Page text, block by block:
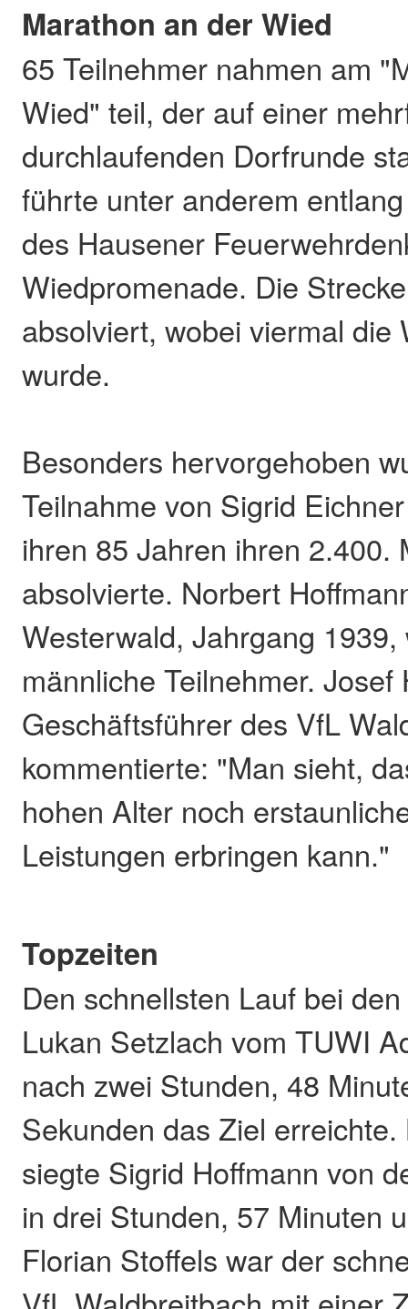
Marathon an der Wied
65 Teilnehmer nahmen am
Wied" teil, der auf einer
durchlaufenden Dorfrunde
führte unter anderem
des Hausener
Wiedpromenade. Die
absolviert, wobei viermal die
wurde.
Besonders hervorgehoben
Teilnahme von Sigrid
ihren 85 Jahren ihren 2.400.
absolvierte. Norbert
Westerwald, Jahrgang
männliche Teilnehmer. Josef
Geschäftsführer des VfL
kommentierte: "Man sieht,
hohen Alter noch
Leistungen erbringen kann."
Topzeiten
Den schnellsten Lauf bei
Lukan Setzlach vom TUWI
nach zwei Stunden, 48
Sekunden das Ziel
siegte Sigrid Hoffmann von
in drei Stunden, 57 Minuten
Florian Stoffels war der